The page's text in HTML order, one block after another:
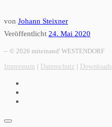
von Johann Steixner
Veröffentlicht 24. Mai 2020
– © 2026 miteinand' WESTENDORF
Impressum | Datenschutz | Downloads